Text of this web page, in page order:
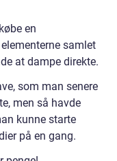
en
samlet
at dampe direkte.
som man senere
men så havde
kunne starte
på en gang.